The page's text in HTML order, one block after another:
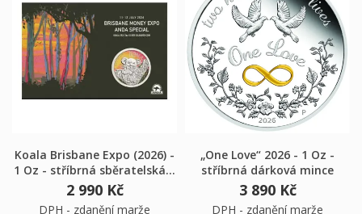
Koala Brisbane Expo (2026) -
1 Oz - stříbrná sběratelská...
2 990 Kč
DPH - zdanění marže
„One Love“ 2026 - 1 Oz -
stříbrná dárková mince
3 890 Kč
DPH - zdanění marže
Můj seznam přání ×
Vytvořit nový seznam
×
((confirmMessage))
Vytvořit seznam přání ×
Název seznamu přání
×
Musíte být přihlášen, abyste si mohli výrobky uložit do
svého seznamu přání.